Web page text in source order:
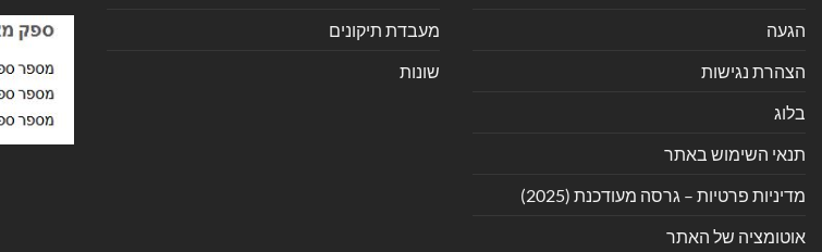
הגעה
הצהרת נגישות
בלוג
תנאי השימוש באתר
מדיניות פרטיות – גרסה מעודכנת (2025)
אוטומציה של האתר
מעבדת תיקונים
שונות